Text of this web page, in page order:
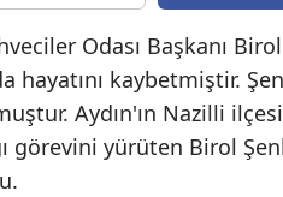
Odası Başkanı
hayatını kaybetmiştir.
Aydın'ın Nazilli
görevini yürüten Birol